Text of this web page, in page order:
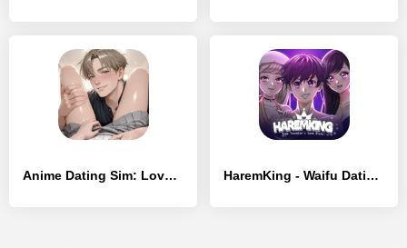
Anime Dating Sim: Love Stories HaremKing - Waifu Dating Sim